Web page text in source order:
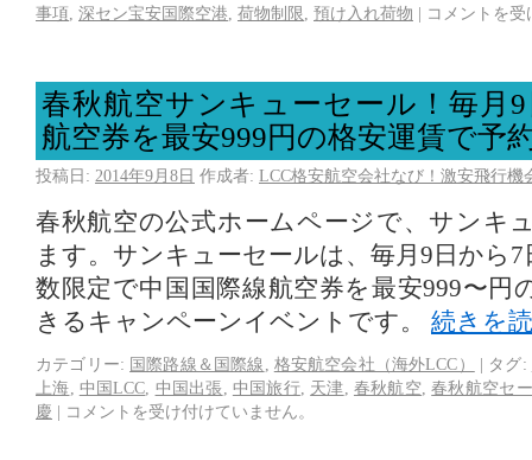
事項 深セン宝安国際空港 荷物制限 預け入れ荷物 | コメントを
春秋航空サンキューセール！毎月
航空券を最安999円の格安運賃で予
投稿日: 2014年9月8日 作成者: LCC格安航空会社なび！激安飛行機
春秋航空の公式ホームページで、サンキ
ます。サンキューセールは、毎月9日から7
数限定で中国国際線航空券を最安999〜円
きるキャンペーンイベントです。 続きを
カテゴリー: 国際路線＆国際線 格安航空会社（海外LCC） | タグ:
上海 中国LCC 中国出張 中国旅行, 天津 春秋航空 ,春秋航空セ
慶 | コメントを受け付けていません。